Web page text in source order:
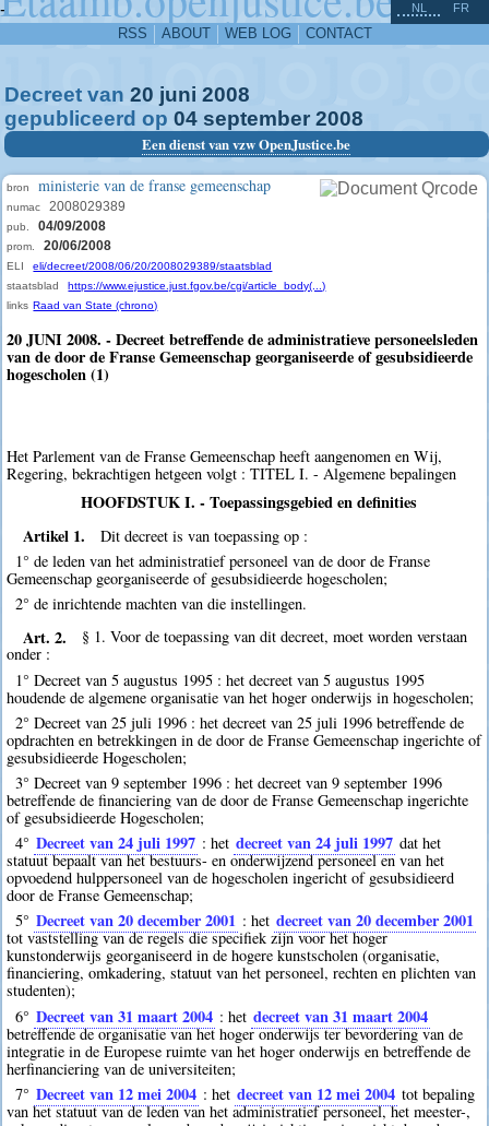
-
RSS ABOUT WEB LOG CONTACT
NL FR
Decreet van 20 juni 2008
gepubliceerd op 04 september 2008
Een dienst van vzw OpenJustice.be
bron ministerie van de franse gemeenschap
numac 2008029389
pub. 04/09/2008
prom. 20/06/2008
ELI
eli/decreet/2008/06/20/2008029389/staatsblad
staatsblad
https://www.ejustice.just.fgov.be/cgi/article_body(...)
links Raad van State (chrono)
20 JUNI 2008. - Decreet betreffende de administratieve personeelsleden
van de door de Franse Gemeenschap georganiseerde of gesubsidieerde
hogescholen (1)
Het Parlement van de Franse Gemeenschap heeft aangenomen en Wij,
Regering, bekrachtigen hetgeen volgt : TITEL I. - Algemene bepalingen
HOOFDSTUK I. - Toepassingsgebied en definities
Artikel 1.
Dit decreet is van toepassing op :
1° de leden van het administratief personeel van de door de Franse
Gemeenschap georganiseerde of gesubsidieerde hogescholen;
2° de inrichtende machten van die instellingen.
Art. 2.
§ 1. Voor de toepassing van dit decreet, moet worden verstaan
onder :
1° Decreet van 5 augustus 1995 : het decreet van 5 augustus 1995
houdende de algemene organisatie van het hoger onderwijs in hogescholen;
2° Decreet van 25 juli 1996 : het decreet van 25 juli 1996 betreffende de
opdrachten en betrekkingen in de door de Franse Gemeenschap ingerichte of
gesubsidieerde Hogescholen;
3° Decreet van 9 september 1996 : het decreet van 9 september 1996
betreffende de financiering van de door de Franse Gemeenschap ingerichte
of gesubsidieerde Hogescholen;
4° Decreet van 24 juli 1997 : het decreet van 24 juli 1997 dat het
statuut bepaalt van het bestuurs- en onderwijzend personeel en van het
opvoedend hulppersoneel van de hogescholen ingericht of gesubsidieerd
door de Franse Gemeenschap;
5° Decreet van 20 december 2001 : het decreet van 20 december 2001
tot vaststelling van de regels die specifiek zijn voor het hoger
kunstonderwijs georganiseerd in de hogere kunstscholen (organisatie,
financiering, omkadering, statuut van het personeel, rechten en plichten van
studenten);
6° Decreet van 31 maart 2004 : het decreet van 31 maart 2004
betreffende de organisatie van het hoger onderwijs ter bevordering van de
integratie in de Europese ruimte van het hoger onderwijs en betreffende de
herfinanciering van de universiteiten;
7° Decreet van 12 mei 2004 : het decreet van 12 mei 2004 tot bepaling
van het statuut van de leden van het administratief personeel, het meester-,
^